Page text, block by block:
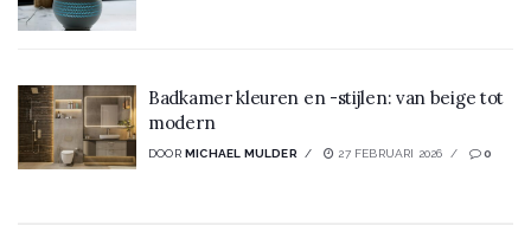
Badkamer kleuren en -stijlen: van beige tot
modern
DOOR MICHAEL MULDER 27 FEBRUARI 2026 0